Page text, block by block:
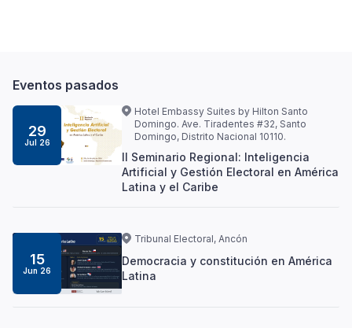
Eventos pasados
29
Jul 26
Hotel Embassy Suites by Hilton Santo
Domingo. Ave. Tiradentes #32, Santo
Domingo, Distrito Nacional 10110.
II Seminario Regional: Inteligencia
Artificial y Gestión Electoral en América
Latina y el Caribe
15
Jun 26
Tribunal Electoral, Ancón
Democracia y constitución en América
Latina